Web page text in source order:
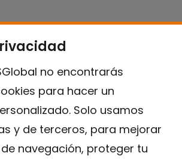
no encontrarás
para hacer un
Solo usamos
y de terceros, para mejorar
navegación, proteger tu